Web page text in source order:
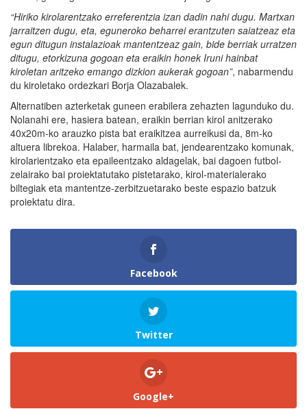
“Hiriko kirolarentzako erreferentzia izan dadin nahi dugu. Martxan
jarraitzen dugu, eta, eguneroko beharrei erantzuten saiatzeaz eta
egun ditugun instalazioak mantentzeaz gain, bide berriak urratzen
ditugu, etorkizuna gogoan eta eraikin honek Iruni hainbat
kiroletan aritzeko emango dizkion aukerak gogoan”, nabarmendu
du kiroletako ordezkari Borja Olazabalek.
Alternatiben azterketak guneen erabilera zehazten lagunduko du.
Nolanahi ere, hasiera batean, eraikin berrian kirol anitzerako
40x20m-ko arauzko pista bat eraikitzea aurreikusi da, 8m-ko
altuera librekoa. Halaber, harmaila bat, jendearentzako komunak,
kirolarientzako eta epaileentzako aldagelak, bai dagoen futbol-
zelairako bai proiektatutako pistetarako, kirol-materialerako
biltegiak eta mantentze-zerbitzuetarako beste espazio batzuk
proiektatu dira.
Facebook
Twitter
Google+